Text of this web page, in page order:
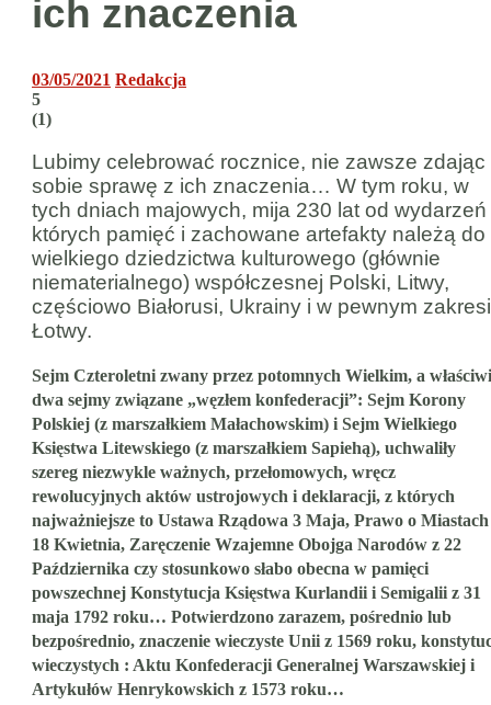
ich znaczenia
03/05/2021 Redakcja
5
(1)
Lubimy celebrować rocznice, nie zawsze zdając
sobie sprawę z ich znaczenia… W tym roku, w
tych dniach majowych, mija 230 lat od wydarzeń
których pamięć i zachowane artefakty należą do
wielkiego dziedzictwa kulturowego (głównie
niematerialnego) współczesnej Polski, Litwy,
częściowo Białorusi, Ukrainy i w pewnym
Łotwy.
Sejm Czteroletni zwany przez potomnych Wielkim, a
dwa sejmy związane „węzłem konfederacji”: Sejm Korony
Polskiej (z marszałkiem Małachowskim) i Sejm Wielkiego
Księstwa Litewskiego (z marszałkiem Sapiehą), uchwaliły
szereg niezwykle ważnych, przełomowych, wręcz
rewolucyjnych aktów ustrojowych i deklaracji, z których
najważniejsze to Ustawa Rządowa 3 Maja, Prawo o Miastach
18 Kwietnia, Zaręczenie Wzajemne Obojga Narodów z 22
Października czy stosunkowo słabo obecna w pamięci
powszechnej Konstytucja Księstwa Kurlandii i Semigalii z 31
maja 1792 roku… Potwierdzono zarazem, pośrednio lub
bezpośrednio, znaczenie wieczyste Unii z 1569 roku,
wieczystych : Aktu Konfederacji Generalnej Warszawskiej i
Artykułów Henrykowskich z 1573 roku…